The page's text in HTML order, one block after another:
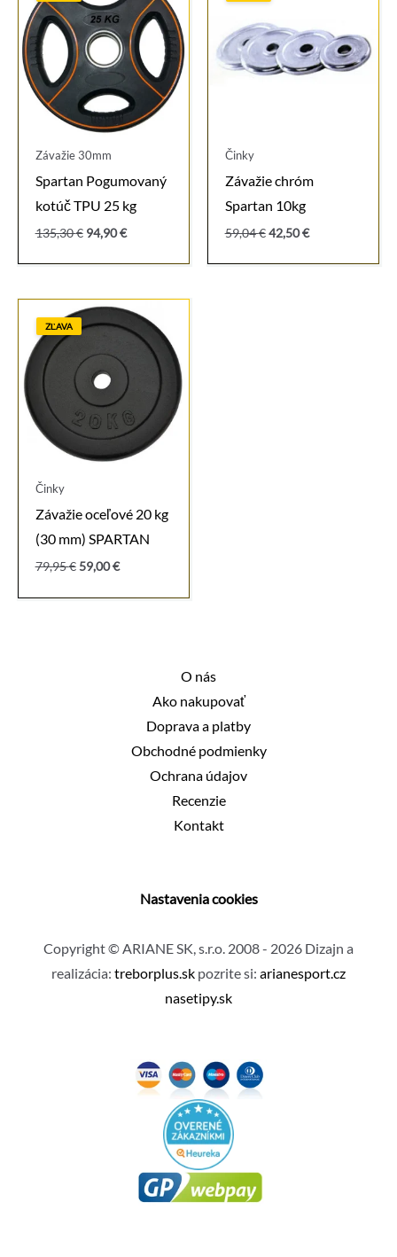
Závažie 30mm
Spartan Pogumovaný
kotúč TPU 25 kg
135,30€ Pôvodná
bola:
94,90€Aktuálna
je:
Činky
Závažie chróm
Spartan 10kg
59,04€ Pôvodná
bola:
42,50€Aktuálna
je:
ZĽAVA
Činky
Závažie oceľové 20 kg
(30 mm) SPARTAN
79,95€ Pôvodná
bola:
59,00€Aktuálna
je:
O nás
Ako nakupovať
Doprava a platby
Obchodné podmienky
Ochrana údajov
Recenzie
Kontakt
Nastavenia cookies
Copyright © ARIANE SK, s.r.o. 2008 - 2026 Dizajn a
realizácia: treborplus.sk pozrite si: arianesport.cz
nasetipy.sk